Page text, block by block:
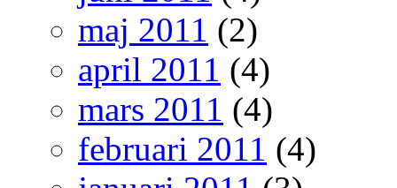
maj 2011 (2)
april 2011 (4)
mars 2011 (4)
februari 2011 (4)